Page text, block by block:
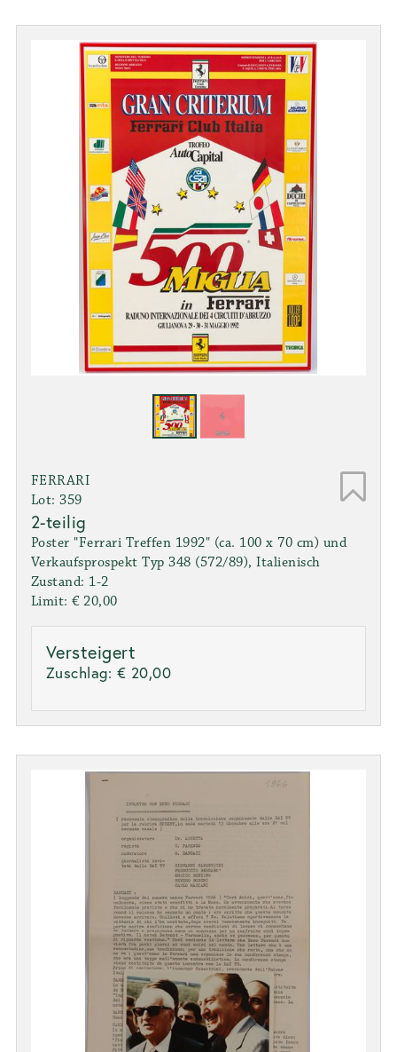
FERRARI
Lot: 359
2-teilig
Poster "Ferrari Treffen 1992" (ca. 100 x 70 cm) und
Verkaufsprospekt Typ 348 (572/89), Italienisch
Zustand: 1-2
Limit: € 20,00
Versteigert
Zuschlag: € 20,00